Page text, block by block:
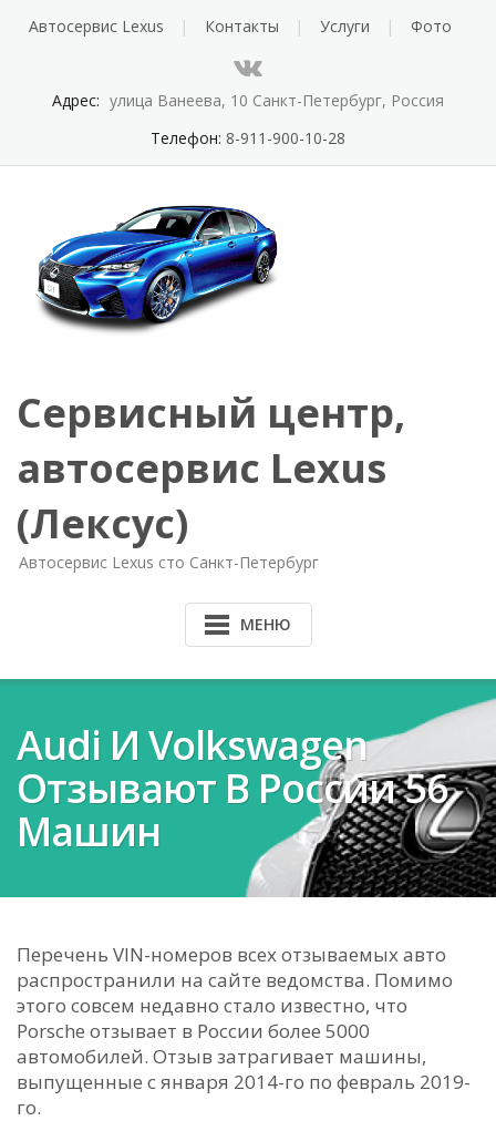
Автосервис Lexus Контакты Услуги Фото
Адрес: улица Ванеева, 10 Санкт-Петербург, Россия
Телефон: 8-911-900-10-28
Сервисный центр,
автосервис Lexus
(Лексус)
Автосервис Lexus сто Санкт-Петербург
МЕНЮ
Audi И Volkswagen
Отзывают В России 56
Машин
Перечень VIN-номеров всех отзываемых авто
распространили на сайте ведомства. Помимо
этого совсем недавно стало известно, что
Porsche отзывает в России более 5000
автомобилей. Отзыв затрагивает машины,
выпущенные с января 2014-го по февраль 2019-
го.